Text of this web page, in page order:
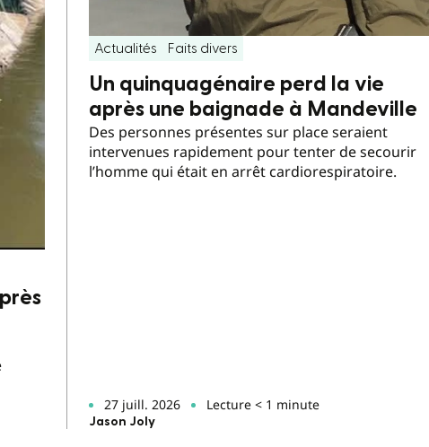
Actualités Faits divers
Un quinquagénaire perd la vie
après une baignade à Mandeville
Des personnes présentes sur place seraient
intervenues rapidement pour tenter de secourir
l’homme qui était en arrêt cardiorespiratoire.
27 juill. 2026 Lecture < 1 minute
Jason Joly